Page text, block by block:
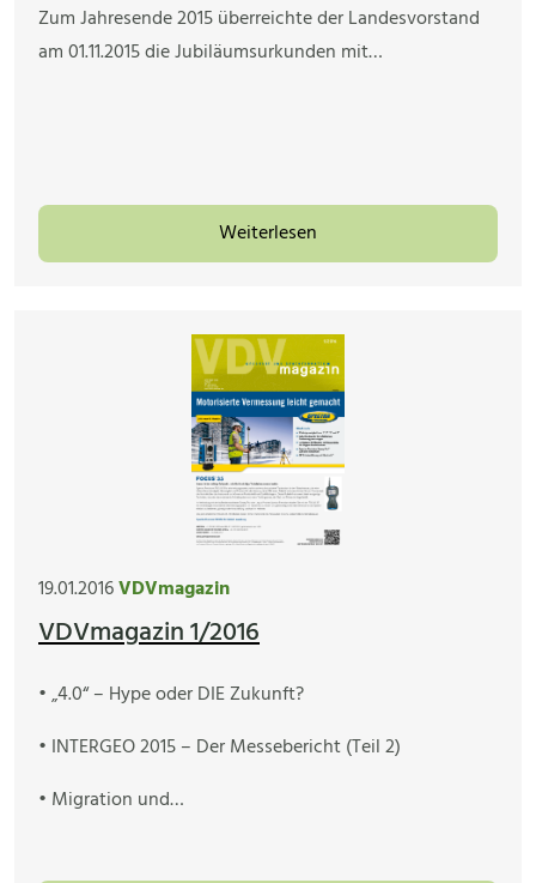
Zum Jahresende 2015 überreichte der Landesvorstand
am 01.11.2015 die Jubiläumsurkunden mit…
Weiterlesen
19.01.2016VDVmagazin
VDVmagazin 1/2016
• „4.0“ – Hype oder DIE Zukunft?
• INTERGEO 2015 – Der Messebericht (Teil 2)
• Migration und…